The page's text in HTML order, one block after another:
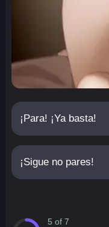
¡Para! ¡Ya basta!
¡Sigue no pares!
5 of 7